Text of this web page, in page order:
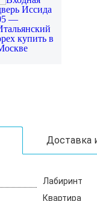
Доставка
Лабиринт
Квартира